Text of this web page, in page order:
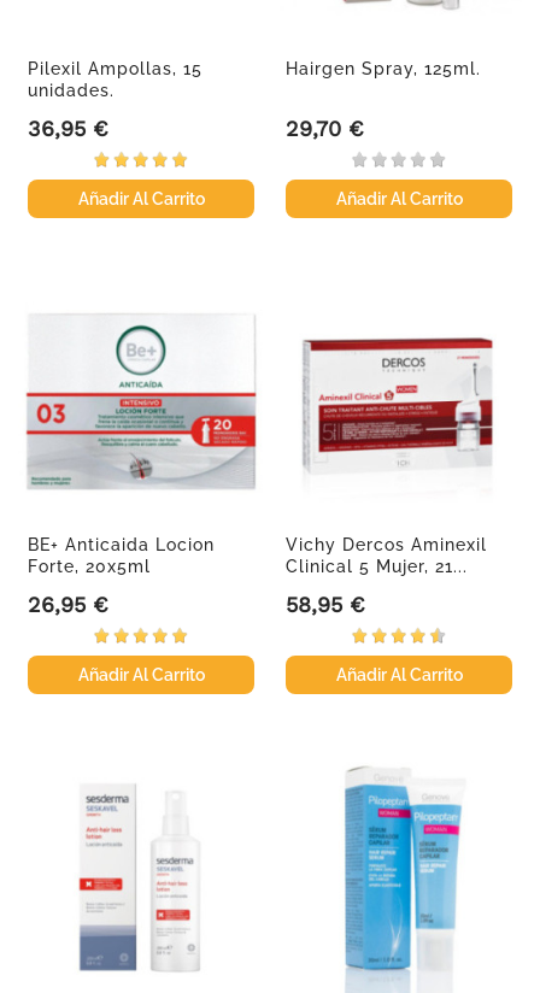
Pilexil Ampollas, 15
unidades.
Precio
36,95 €
Añadir Al Carrito
Hairgen Spray, 125ml.
Precio
29,70 €
Añadir Al Carrito
BE+ Anticaida Locion
Forte, 20x5ml
Precio
26,95 €
Añadir Al Carrito
Vichy Dercos Aminexil
Clinical 5 Mujer, 21...
Precio
58,95 €
Añadir Al Carrito